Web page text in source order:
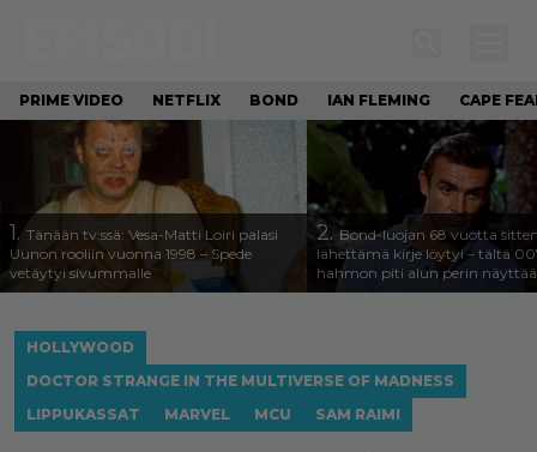
PRIME VIDEO NETFLIX BOND IAN FLEMING CAPE
1. Tänään tv:ssä: Vesa-Matti Loiri palasi
Uunon rooliin vuonna 1998 – Spede
vetäytyi sivummalle
2.Bond-luojan 68 vuotta
lähettämä kirje löytyi – tältä
hahmon piti alun perin näyttää
HOLLYWOOD
DOCTOR STRANGE IN THE MULTIVERSE OF MADNESS
LIPPUKASSAT
MARVEL MCU SAM RAIMI